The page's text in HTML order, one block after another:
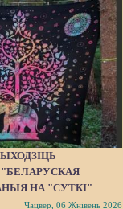
"БЕЛАРУСКАЯ
НА "СУТКІ"
Чацвер, 06 Жнівень 2026